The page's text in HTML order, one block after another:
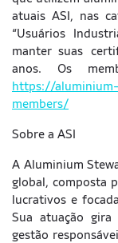
atuais ASI, nas
“Usuários
manter suas
anos. Os
https://
members/
Sobre a ASI
A Aluminium
global, composta
lucrativos e
Sua atuação
gestão